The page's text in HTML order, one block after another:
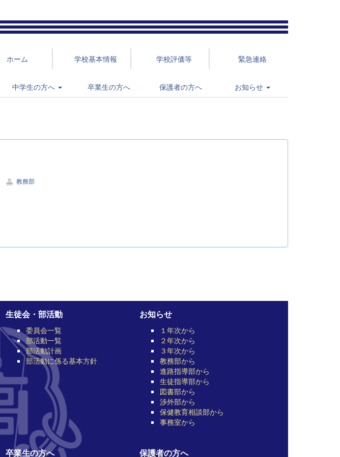
ホーム 学校基本情報 学校評価等 緊急連絡
中学生の方へ 卒業生の方へ 保護者の方へ お知らせ
教務部
生徒会・部活動
委員会一覧
部活動一覧
部活動計画
部活動に係る基本方針
お知らせ
１年次から
２年次から
３年次から
教務部から
進路指導部から
生徒指導部から
図書部から
渉外部から
保健教育相談部から
事務室から
卒業生の方へ 保護者の方へ